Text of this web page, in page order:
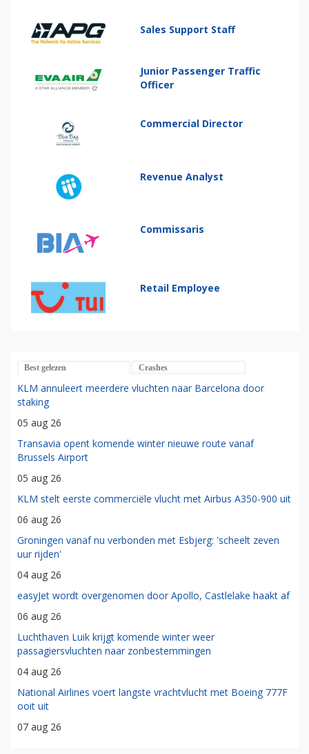
Sales Support Staff
Junior Passenger Traffic
Officer
Commercial Director
Revenue Analyst
Commissaris
Retail Employee
Best gelezen Crashes
KLM annuleert meerdere vluchten naar Barcelona door
staking
05 aug 26
Transavia opent komende winter nieuwe route vanaf
Brussels Airport
05 aug 26
KLM stelt eerste commerciële vlucht met Airbus A350-900 uit
06 aug 26
Groningen vanaf nu verbonden met Esbjerg: 'scheelt zeven
uur rijden'
04 aug 26
easyJet wordt overgenomen door Apollo, Castlelake haakt af
06 aug 26
Luchthaven Luik krijgt komende winter weer
passagiersvluchten naar zonbestemmingen
04 aug 26
National Airlines voert langste vrachtvlucht met Boeing 777F
ooit uit
07 aug 26